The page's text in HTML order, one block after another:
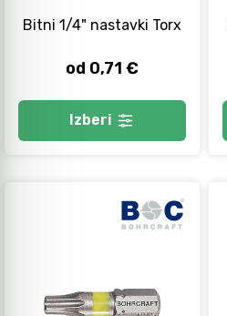
Bitni 1/4" nastavki Torx
od 0,71 €
Izberi